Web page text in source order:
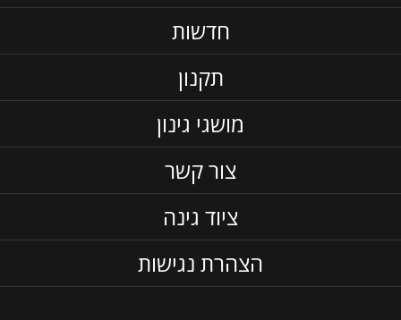
חדשות
תקנון
מושגי גינון
צור קשר
ציוד גינה
הצהרת נגישות